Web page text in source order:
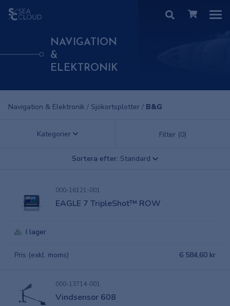
NAVIGATION
&
ELEKTRONIK
Navigation & Elektronik / Sjökortsplotter / B&G
Kategorier Filter (0)
Sortera efter: Standard
000-16121-001
EAGLE 7 TripleShot™ ROW
I lager
Pris (exkl. moms) 6 584,60 kr
000-13714-001
Vindsensor 608